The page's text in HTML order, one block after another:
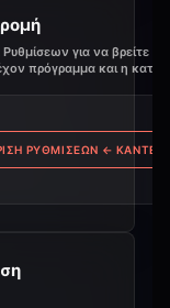
για να βρείτε
πρόγραμμα και η
ΡΥΘΜΊΣΕΩΝ ← ΚΆΝΤΕ